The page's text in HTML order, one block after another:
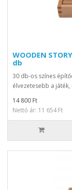
WOODEN
db
30 db-os színes
élvezetesebb a
14 800 Ft
Nettó ár: 11 654 Ft